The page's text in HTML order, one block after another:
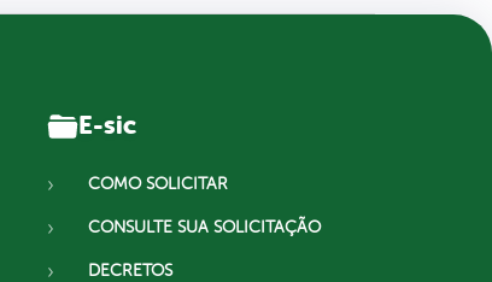
E-sic
COMO SOLICITAR
CONSULTE SUA SOLICITAÇÃO
DECRETOS